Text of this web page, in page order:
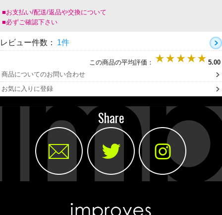
■お支払い/配送/返品や交換について
■必ずご確認下さい
レビュー件数： 1件
この商品の平均評価：
5.00
商品についてのお問い合わせ
お気に入りに登録
Share